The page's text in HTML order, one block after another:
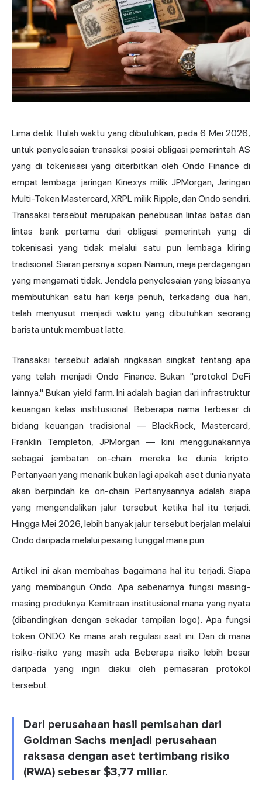
Lima detik. Itulah waktu yang dibutuhkan, pada 6 Mei 2026,
untuk penyelesaian transaksi posisi obligasi pemerintah AS
yang di tokenisasi yang diterbitkan oleh Ondo Finance di
empat lembaga: jaringan Kinexys milik JPMorgan, Jaringan
Multi-Token Mastercard, XRPL milik Ripple, dan Ondo sendiri.
Transaksi tersebut merupakan penebusan lintas batas dan
lintas bank pertama dari obligasi pemerintah yang di
tokenisasi yang tidak melalui satu pun lembaga kliring
tradisional. Siaran persnya sopan. Namun, meja perdagangan
yang mengamati tidak. Jendela penyelesaian yang biasanya
membutuhkan satu hari kerja penuh, terkadang dua hari,
telah menyusut menjadi waktu yang dibutuhkan seorang
barista untuk membuat latte.
Transaksi tersebut adalah ringkasan singkat tentang apa
yang telah menjadi Ondo Finance. Bukan "protokol DeFi
lainnya." Bukan yield farm. Ini adalah bagian dari infrastruktur
keuangan kelas institusional. Beberapa nama terbesar di
bidang keuangan tradisional — BlackRock, Mastercard,
Franklin Templeton, JPMorgan — kini menggunakannya
sebagai jembatan on-chain mereka ke dunia kripto.
Pertanyaan yang menarik bukan lagi apakah aset dunia nyata
akan berpindah ke on-chain. Pertanyaannya adalah siapa
yang mengendalikan jalur tersebut ketika hal itu terjadi.
Hingga Mei 2026, lebih banyak jalur tersebut berjalan melalui
Ondo daripada melalui pesaing tunggal mana pun.
Artikel ini akan membahas bagaimana hal itu terjadi. Siapa
yang membangun Ondo. Apa sebenarnya fungsi masing-
masing produknya. Kemitraan institusional mana yang nyata
(dibandingkan dengan sekadar tampilan logo). Apa fungsi
token ONDO. Ke mana arah regulasi saat ini. Dan di mana
risiko-risiko yang masih ada. Beberapa risiko lebih besar
daripada yang ingin diakui oleh pemasaran protokol
tersebut.
Dari perusahaan hasil pemisahan dari
Goldman Sachs menjadi perusahaan
raksasa dengan aset tertimbang risiko
(RWA) sebesar $3,77 miliar.